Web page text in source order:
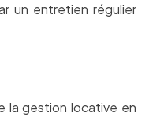
un entretien régulier
la gestion locative en